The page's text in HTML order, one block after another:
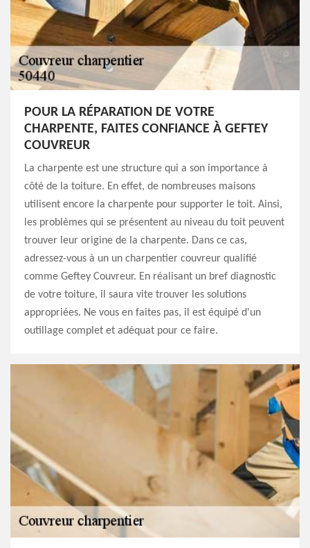
POUR LA RÉPARATION DE VOTRE
CHARPENTE, FAITES CONFIANCE À GEFTEY
COUVREUR
La charpente est une structure qui a son importance à
côté de la toiture. En effet, de nombreuses maisons
utilisent encore la charpente pour supporter le toit. Ainsi,
les problèmes qui se présentent au niveau du toit peuvent
trouver leur origine de la charpente. Dans ce cas,
adressez-vous à un un charpentier couvreur qualifié
comme Geftey Couvreur. En réalisant un bref diagnostic
de votre toiture, il saura vite trouver les solutions
appropriées. Ne vous en faites pas, il est équipé d'un
outillage complet et adéquat pour ce faire.